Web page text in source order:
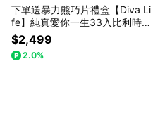
下單送暴力熊巧片禮盒【Diva Li
fe】純真愛你一生33入比利時巧
克力禮盒 | 告白送禮
$2,499
2.0%